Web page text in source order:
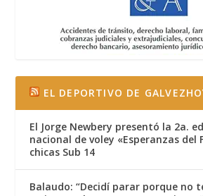
EL DEPORTIVO DE
El Jorge Newbery presentó la 2a.
nacional de voley «Esperanzas del
chicas Sub 14
Balaudo: “Decidí parar porque no